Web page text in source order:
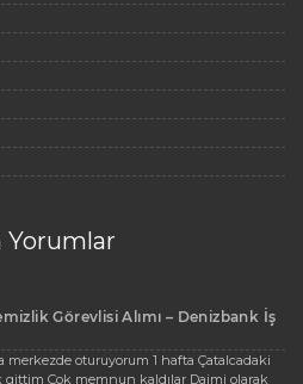
Yorumlar
Görevlisi Alımı – Denizbank İş
merkezde oturuyorum 1 hafta Çatalcadaki
Çok memnun kaldılar Daimi olarak